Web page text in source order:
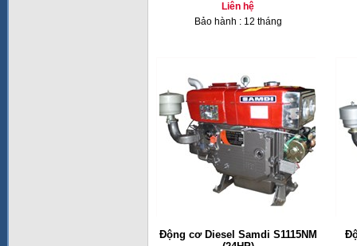
Liên hệ
Bảo hành : 12 tháng
Động cơ Diesel Samdi S1115NM